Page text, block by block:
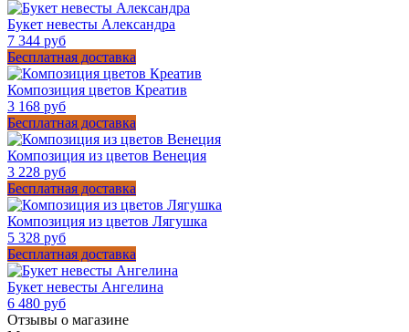
Букет невесты Александра
7 344 руб
Бесплатная доставка
Композиция цветов Креатив
3 168 руб
Бесплатная доставка
Композиция из цветов Венеция
3 228 руб
Бесплатная доставка
Композиция из цветов Лягушка
5 328 руб
Бесплатная доставка
Букет невесты Ангелина
6 480 руб
Отзывы о магазине